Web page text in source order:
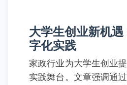
大学生创业新机
字化实践
家政行业为大学生创业
实践舞台。文章强调通